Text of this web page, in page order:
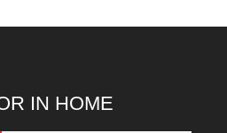
IN HOME